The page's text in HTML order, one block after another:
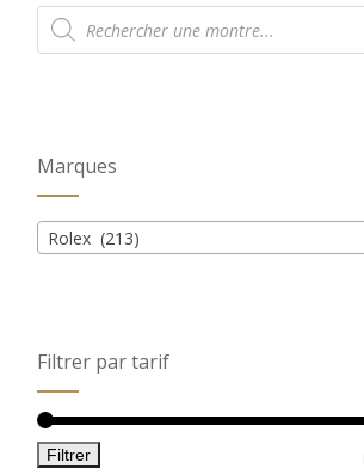
Recherche
de
produits
Marques
Rolex (213)
Filtrer par tarif
Filtrer